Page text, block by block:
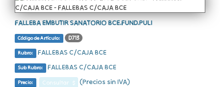
FALLEBA EMBUTIR SANATORIO BCE.FUND.PULI
Código de Artículo: D713
Rubro: FALLEBAS C/CAJA BCE
Sub Rubro: FALLEBAS C/CAJA BCE
Precio: Consultar $ (Precios sin IVA)